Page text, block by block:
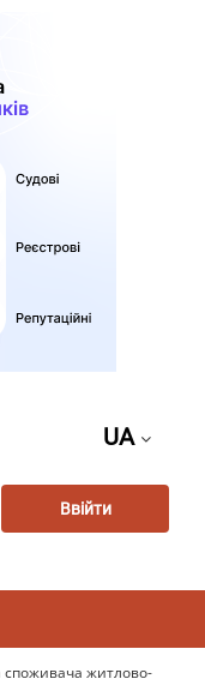
UA
Ввійти
споживача житлово-